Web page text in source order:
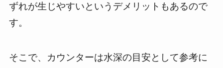
ずれが生じやすいというデメリットもあるので
す。
そこで、カウンターは水深の目安として参考に